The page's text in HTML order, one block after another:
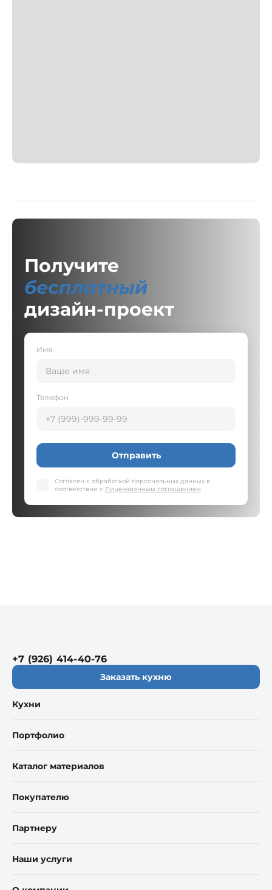
Получите
бесплатный
дизайн-проект
Имя
Телефон
Согласен с обработкой персональных данных в
соответствии с Лицензионным соглашением
Отправить
+7 (926) 414-40-76
Заказать кухню
Кухни
Портфолио
Каталог материалов
Покупателю
Партнеру
Наши услуги